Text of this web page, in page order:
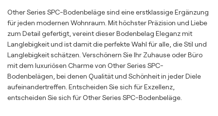
Other Series SPC-Bodenbeläge sind eine erstklassige Ergänzung
für jeden modernen Wohnraum. Mit höchster Präzision und Liebe
zum Detail gefertigt, vereint dieser Bodenbelag Eleganz mit
Langlebigkeit und ist damit die perfekte Wahl für alle, die Stil und
Langlebigkeit schätzen. Verschönern Sie Ihr Zuhause oder Büro
mit dem luxuriösen Charme von Other Series SPC-
Bodenbelägen, bei denen Qualität und Schönheit in jeder Diele
aufeinandertreffen. Entscheiden Sie sich für Exzellenz,
entscheiden Sie sich für Other Series SPC-Bodenbeläge.